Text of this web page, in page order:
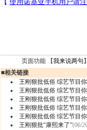
页面功能 【我来说两句
■相关链接
王刚狠批低俗 综艺节目
王刚狠批低俗 综艺节目
王刚狠批低俗 综艺节目
王刚狠批低俗 综艺节目
王刚狠批低俗 综艺节目
王刚狠批“康熙来了”(06/